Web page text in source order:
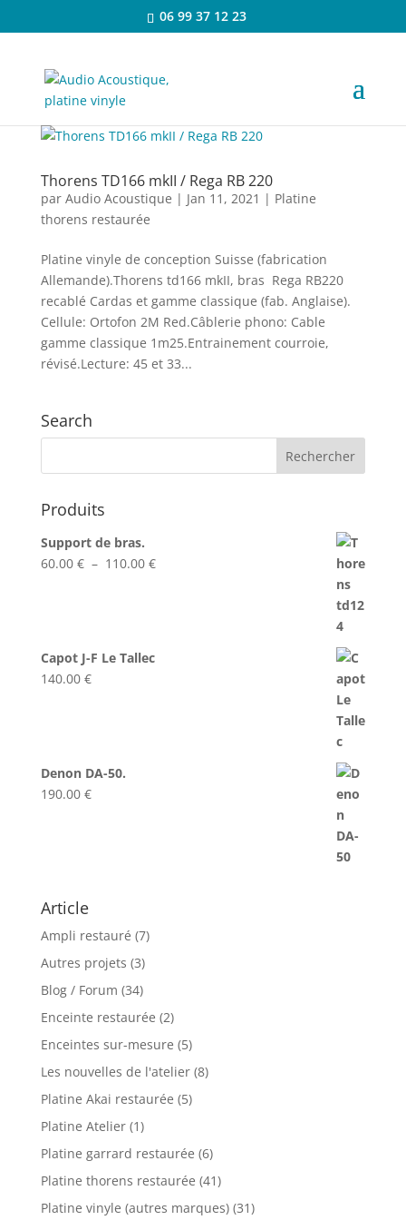
06 99 37 12 23
Thorens TD166 mkII / Rega RB 220
par Audio Acoustique | Jan 11, 2021 | Platine
thorens restaurée
Platine vinyle de conception Suisse (fabrication
Allemande).Thorens td166 mkII, bras Rega RB220
recablé Cardas et gamme classique (fab. Anglaise).
Cellule: Ortofon 2M Red.Câblerie phono: Cable
gamme classique 1m25.Entrainement courroie,
révisé.Lecture: 45 et 33...
Search
Produits
Support de bras.
60.00 € – 110.00 €Plage
110.00 €
Capot J-F Le Tallec
140.00 €
Denon DA-50.
190.00 €
Article
Ampli restauré (7)
Autres projets (3)
Blog / Forum (34)
Enceinte restaurée (2)
Enceintes sur-mesure (5)
Les nouvelles de l'atelier(8)
Platine Akai restaurée (5)
Platine Atelier(1)
Platine garrard restaurée (6)
Platine thorens restaurée (41)
Platine vinyle (autres marques)(31)